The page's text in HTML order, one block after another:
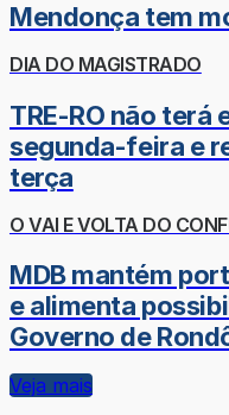
Mendonça tem
DIA DO MAGISTRADO
TRE-RO não terá
segunda-feira e
terça
O VAI E VOLTA DO
MDB mantém
e alimenta
Governo de
Veja mais